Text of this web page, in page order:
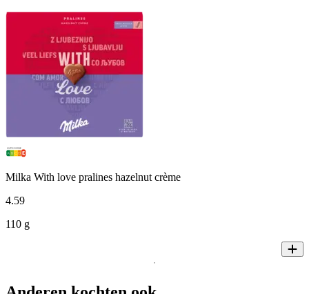
Milka With love pralines hazelnut crème
4.59
110 g